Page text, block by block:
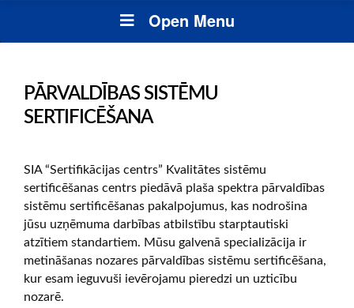
Open Menu
PĀRVALDĪBAS SISTĒMU
SERTIFICĒŠANA
SIA “Sertifikācijas centrs” Kvalitātes sistēmu
sertificēšanas centrs piedāvā plaša spektra pārvaldības
sistēmu sertificēšanas pakalpojumus, kas nodrošina
jūsu uzņēmuma darbības atbilstību starptautiski
atzītiem standartiem. Mūsu galvenā specializācija ir
metināšanas nozares pārvaldības sistēmu sertificēšana,
kur esam ieguvuši ievērojamu pieredzi un uzticību
nozarē.